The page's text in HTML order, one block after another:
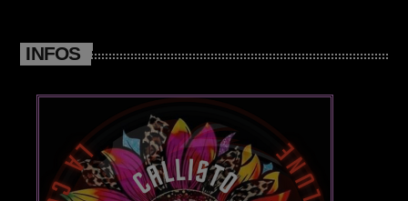
French touch
Highlights
News
INFOS